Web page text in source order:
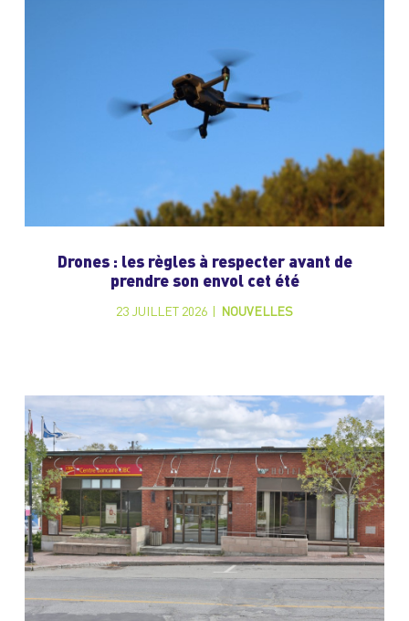
Drones : les règles à respecter avant de
prendre son envol cet été
23 JUILLET 2026 NOUVELLES